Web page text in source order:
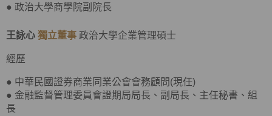
● 政治大學商學院副院長
王詠心 獨立董事 政治大學企業管理碩士
經歷
● 中華民國證券商業同業公會會務顧問(現任)
● 金融監督管理委員會證期局局長、副局長、主任秘書、組
長